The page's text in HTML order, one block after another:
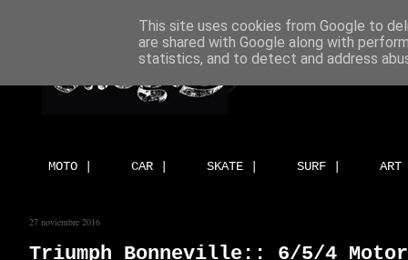
MOTO | CAR | SKATE | SURF |
27 noviembre 2016
Triumph Bonneville:: 6/5/4
This site uses cookies from Google to
are shared with Google along with
statistics, and to detect and address